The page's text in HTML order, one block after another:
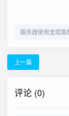
上一篇
评论 (0)